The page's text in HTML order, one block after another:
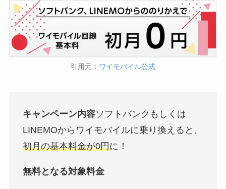
引用元： ワイモバイル公式
キャンペーン内容ソフトバンクもしくは
LINEMOからワイモバイルに乗り換えると、
初月の基本料金が0円に！
無料となる対象料金